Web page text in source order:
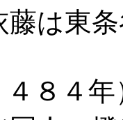
藤は東
８４